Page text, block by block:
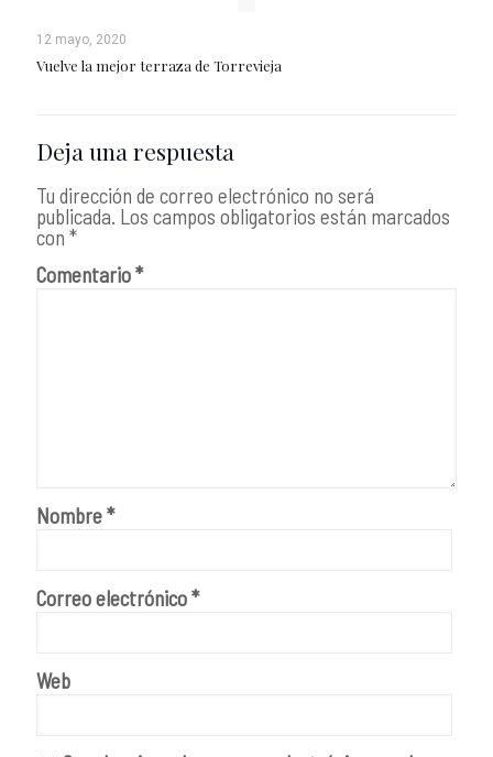
12 mayo, 2020
Vuelve la mejor terraza de Torrevieja
Deja una respuesta
Tu dirección de correo electrónico no será
publicada. Los campos obligatorios están marcados
con *
Comentario*
Nombre*
Correo electrónico*
Web